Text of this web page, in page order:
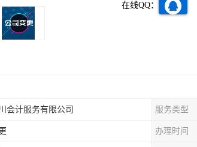
在线QQ：
会计服务有限公司 服务类型
办理时间